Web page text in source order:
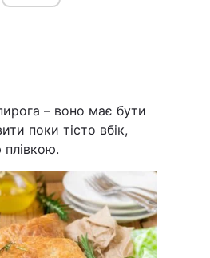
– воно має бути
поки тісто вбік,